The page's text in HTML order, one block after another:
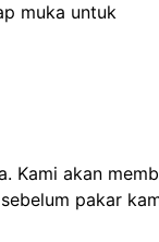
muka untuk
Kami akan
pakar